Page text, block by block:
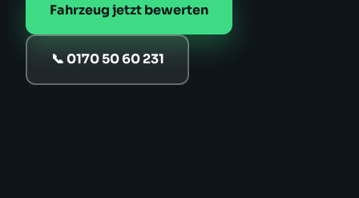
Fahrzeug jetzt bewerten
📞 0170 50 60 231